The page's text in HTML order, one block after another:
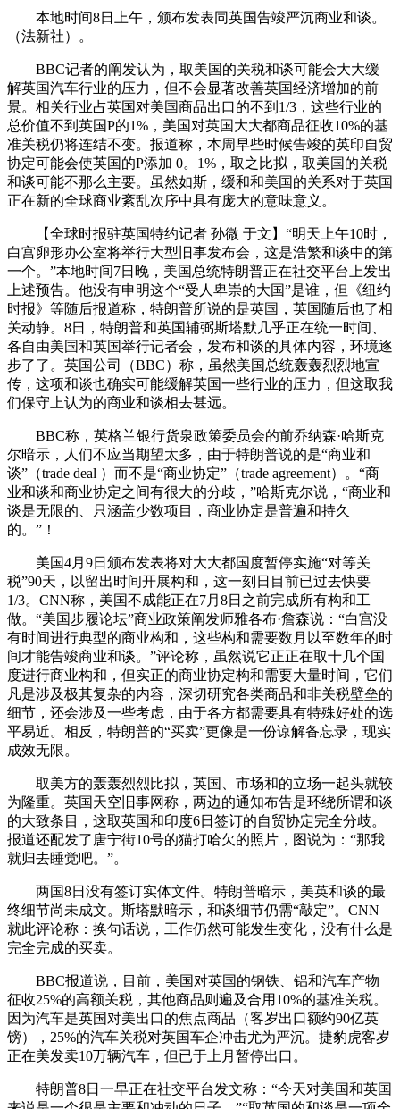
本地时间8日上午，颁布发表同英国告竣严沉商业和谈。
（法新社）。
BBC记者的阐发认为，取美国的关税和谈可能会大大缓
解英国汽车行业的压力，但不会显著改善英国经济增加的前
景。相关行业占英国对美国商品出口的不到1/3，这些行业的
总价值不到英国P的1%，美国对英国大大都商品征收10%的基
准关税仍将连结不变。报道称，本周早些时候告竣的英印自贸
协定可能会使英国的P添加 0。1%，取之比拟，取美国的关税
和谈可能不那么主要。虽然如斯，缓和和美国的关系对于英国
正在新的全球商业紊乱次序中具有庞大的意味意义。
【全球时报驻英国特约记者 孙微 于文】“明天上午10时，
白宫卵形办公室将举行大型旧事发布会，这是浩繁和谈中的第
一个。”本地时间7日晚，美国总统特朗普正在社交平台上发出
上述预告。他没有申明这个“受人卑崇的大国”是谁，但《纽约
时报》等随后报道称，特朗普所说的是英国，英国随后也了相
关动静。8日，特朗普和英国辅弼斯塔默几乎正在统一时间、
各自由美国和英国举行记者会，发布和谈的具体内容，环境逐
步了了。英国公司（BBC）称，虽然美国总统轰轰烈烈地宣
传，这项和谈也确实可能缓解英国一些行业的压力，但这取我
们保守上认为的商业和谈相去甚远。
BBC称，英格兰银行货泉政策委员会的前乔纳森·哈斯克
尔暗示，人们不应当期望太多，由于特朗普说的是“商业和
谈”（trade deal ）而不是“商业协定”（trade agreement）。“商
业和谈和商业协定之间有很大的分歧，”哈斯克尔说，“商业和
谈是无限的、只涵盖少数项目，商业协定是普遍和持久
的。”！
美国4月9日颁布发表将对大大都国度暂停实施“对等关
税”90天，以留出时间开展构和，这一刻日目前已过去快要
1/3。CNN称，美国不成能正在7月8日之前完成所有构和工
做。“美国步履论坛”商业政策阐发师雅各布·詹森说：“白宫没
有时间进行典型的商业构和，这些构和需要数月以至数年的时
间才能告竣商业和谈。”评论称，虽然说它正正在取十几个国
度进行商业构和，但实正的商业协定构和需要大量时间，它们
凡是涉及极其复杂的内容，深切研究各类商品和非关税壁垒的
细节，还会涉及一些考虑，由于各方都需要具有特殊好处的选
平易近。相反，特朗普的“买卖”更像是一份谅解备忘录，现实
成效无限。
取美方的轰轰烈烈比拟，英国、市场和的立场一起头就较
为隆重。英国天空旧事网称，两边的通知布告是环绕所谓和谈
的大致条目，这取英国和印度6日签订的自贸协定完全分歧。
报道还配发了唐宁街10号的猫打哈欠的照片，图说为：“那我
就归去睡觉吧。”。
两国8日没有签订实体文件。特朗普暗示，美英和谈的最
终细节尚未成文。斯塔默暗示，和谈细节仍需“敲定”。CNN
就此评论称：换句话说，工作仍然可能发生变化，没有什么是
完全完成的买卖。
BBC报道说，目前，美国对英国的钢铁、铝和汽车产物
征收25%的高额关税，其他商品则遍及合用10%的基准关税。
因为汽车是英国对美出口的焦点商品（客岁出口额约90亿英
镑），25%的汽车关税对英国车企冲击尤为严沉。捷豹虎客岁
正在美发卖10万辆汽车，但已于上月暂停出口。
特朗普8日一早正在社交平台发文称：“今天对美国和英国